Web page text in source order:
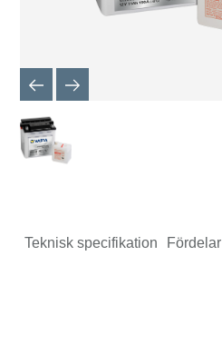
Teknisk specifikation Fördelar